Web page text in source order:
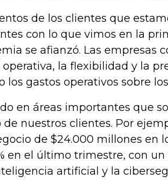
de los clientes que
con lo que vimos en la
se afianzó. Las empresas
la flexibilidad y la
los gastos operativos sobre
en áreas importantes que
nuestros clientes. Por
de $24.000 millones en
en el último trimestre, con
artificial y la